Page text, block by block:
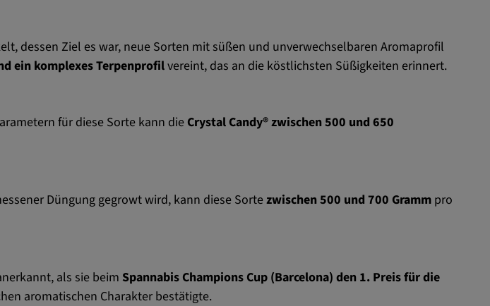
dessen Ziel es war, neue Sorten mit süßen und unverwechselbaren Aromaprofil
ein komplexes Terpenprofilvereint, das an die köstlichsten Süßigkeiten erinnert.
für diese Sorte kann dieCrystal Candy®zwischen 500 und 650
Düngung gegrowt wird, kann diese Sortezwischen500 und 700 Gramm pro
als sie beim Spannabis Champions Cup (Barcelona) den 1. Preis für die
aromatischen Charakter bestätigte.